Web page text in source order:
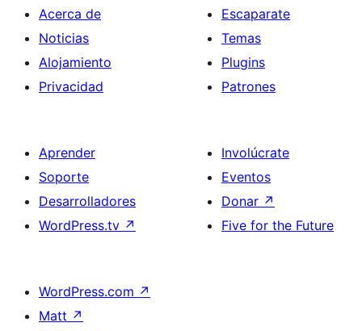
Acerca de
Noticias
Alojamiento
Privacidad
Escaparate
Temas
Plugins
Patrones
Aprender
Soporte
Desarrolladores
WordPress.tv ↗
Involúcrate
Eventos
Donar ↗
Five for the Future
WordPress.com ↗
Matt ↗